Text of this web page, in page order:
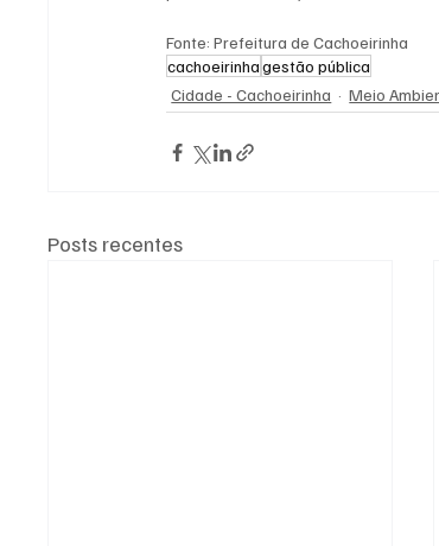
Fonte: Prefeitura de Cachoeirinha
cachoeirinhagestão pública
Cidade - Cachoeirinha
Meio
Posts recentes